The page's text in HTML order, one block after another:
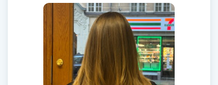
Funktionsanalys